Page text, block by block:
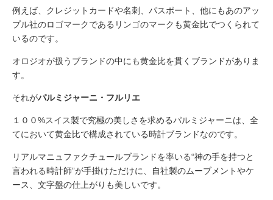
例えば、クレジットカードや名刺、パスポート、他にもあのアッ
プル社のロゴマークであるリンゴのマークも黄金比でつくられて
いるのです。
オロジオが扱うブランドの中にも黄金比を貫くブランドがありま
す。
それがパルミジャーニ・フルリエ
１００%スイス製で究極の美しさを求めるパルミジャーニは、全
てにおいて黄金比で構成されている時計ブランドなのです。
リアルマニュファクチュールブランドを率いる“神の手を持つと
言われる時計師”が手掛けただけに、自社製のムーブメントやケ
ース、文字盤の仕上がりも美しいです。